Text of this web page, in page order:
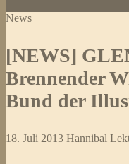
News
[NEWS]
Brennender
Bund der
18. Juli 2013 Hannibal